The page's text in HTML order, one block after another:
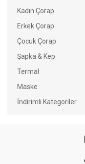
Kadın Çorap
Erkek Çorap
Çocuk Çorap
Şapka & Kep
Termal
Maske
İndirimli Kategoriler